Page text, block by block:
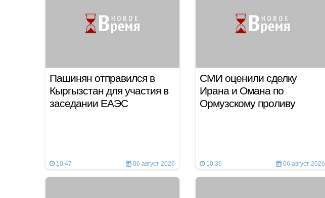
Пашинян отправился в
Кыргызстан для участия в
заседании ЕАЭС
10:47 06 август 2026
СМИ оценили сделку
Ирана и Омана по
Ормузскому проливу
10:36 06 август 2026